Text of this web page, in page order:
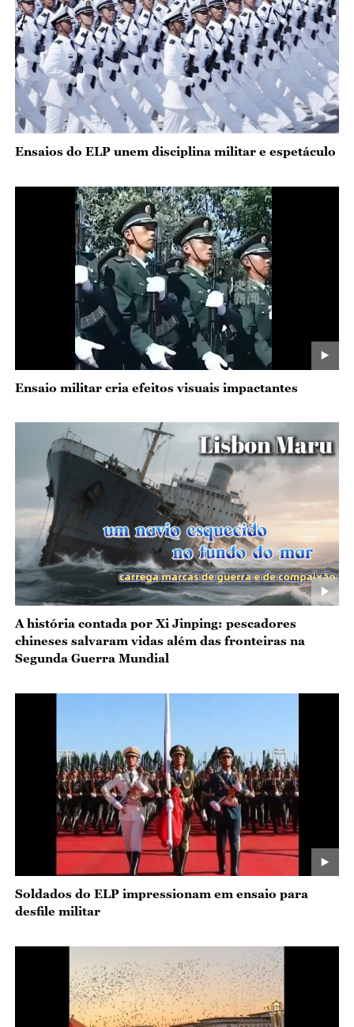
Ensaios do ELP unem disciplina militar e espetáculo
Ensaio militar cria efeitos visuais impactantes
A história contada por Xi Jinping: pescadores
chineses salvaram vidas além das fronteiras na
Segunda Guerra Mundial
Soldados do ELP impressionam em ensaio para
desfile militar